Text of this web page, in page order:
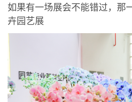
如果有一场展会不能错过，那
卉园艺展